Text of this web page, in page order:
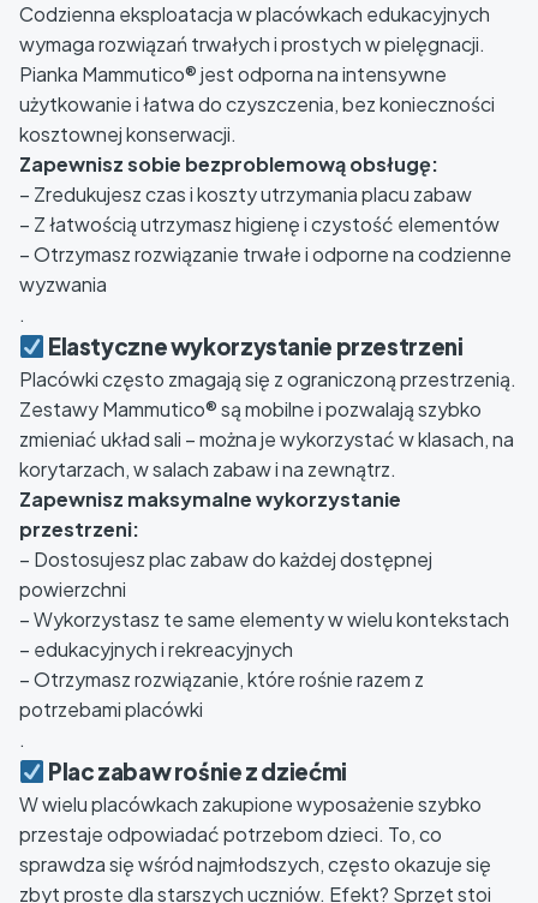
Codzienna eksploatacja w placówkach edukacyjnych
wymaga rozwiązań trwałych i prostych w pielęgnacji.
Pianka Mammutico® jest odporna na intensywne
użytkowanie i łatwa do czyszczenia, bez konieczności
kosztownej konserwacji.
Zapewnisz sobie bezproblemową obsługę:
– Zredukujesz czas i koszty utrzymania placu zabaw
– Z łatwością utrzymasz higienę i czystość elementów
– Otrzymasz rozwiązanie trwałe i odporne na codzienne
wyzwania
.
Elastyczne wykorzystanie przestrzeni
Placówki często zmagają się z ograniczoną przestrzenią.
Zestawy Mammutico® są mobilne i pozwalają szybko
zmieniać układ sali – można je wykorzystać w klasach, na
korytarzach, w salach zabaw i na zewnątrz.
Zapewnisz maksymalne wykorzystanie
przestrzeni:
– Dostosujesz plac zabaw do każdej dostępnej
powierzchni
– Wykorzystasz te same elementy w wielu kontekstach
– edukacyjnych i rekreacyjnych
– Otrzymasz rozwiązanie, które rośnie razem z
potrzebami placówki
.
Plac zabaw rośnie z dziećmi
W wielu placówkach zakupione wyposażenie szybko
przestaje odpowiadać potrzebom dzieci. To, co
sprawdza się wśród najmłodszych, często okazuje się
zbyt proste dla starszych uczniów. Efekt? Sprzęt stoi